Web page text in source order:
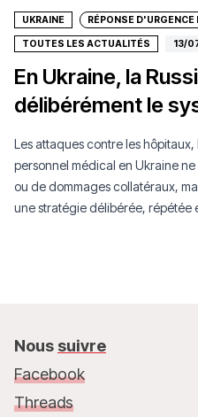
UKRAINE RÉPONSE D'URGENCE
TOUTES LES ACTUALITÉS 13/
En Ukraine, la
délibérément le
Les attaques contre les
personnel médical en Ukraine
ou de dommages collatéraux,
une stratégie délibérée, répétée
Nous suivre
Facebook
Threads